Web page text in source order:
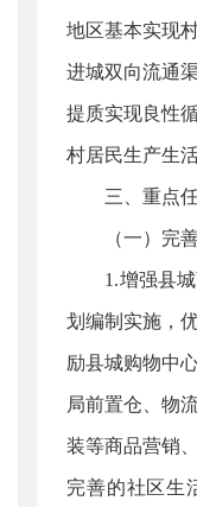
地区基本实现
进城双向流通
提质实现良性
村居民生产生活
三、重点
（一）完善
1.增强县城
划编制实施，
励县城购物中
局前置仓、物
装等商品营销
完善的社区生